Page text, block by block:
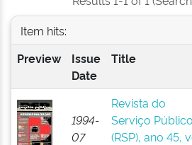
Item hits:
Preview
Issue
Date
Title
1994-
07
Revista do
Serviço Público
(RSP), ano 45,